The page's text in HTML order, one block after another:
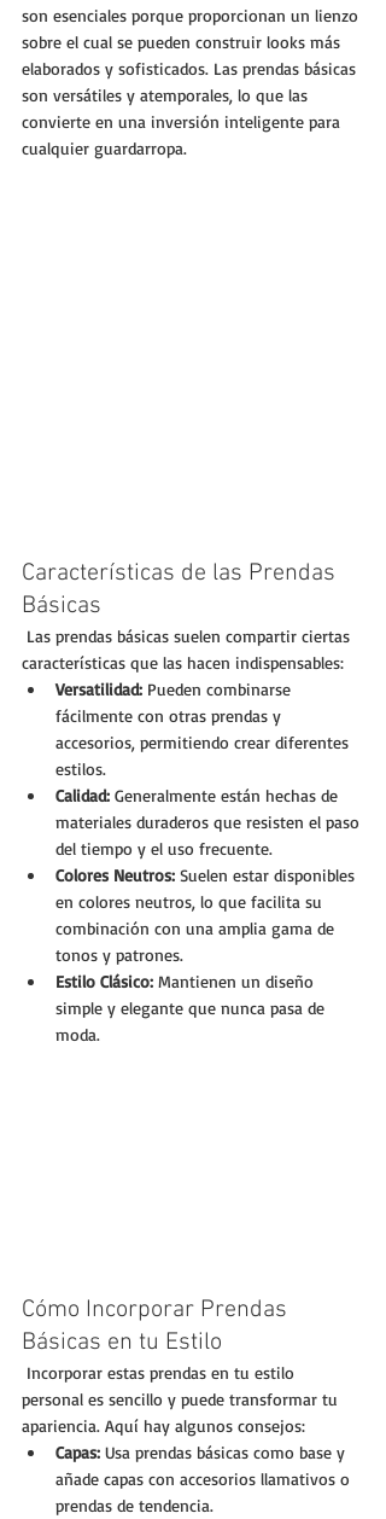
son esenciales porque proporcionan un lienzo
sobre el cual se pueden construir looks más
elaborados y sofisticados. Las prendas básicas
son versátiles y atemporales, lo que las
convierte en una inversión inteligente para
cualquier guardarropa.
Características de las Prendas
Básicas
características que las hacen indispensables:
Versatilidad: Pueden combinarse
fácilmente con otras prendas y
accesorios, permitiendo crear diferentes
estilos.
Calidad: Generalmente están hechas de
materiales duraderos que resisten el paso
del tiempo y el uso frecuente.
Colores Neutros: Suelen estar disponibles
en colores neutros, lo que facilita su
combinación con una amplia gama de
tonos y patrones.
Estilo Clásico: Mantienen un diseño
simple y elegante que nunca pasa de
moda.
Cómo Incorporar Prendas
Básicas en tu Estilo
personal es sencillo y puede transformar tu
apariencia. Aquí hay algunos consejos:
Capas: Usa prendas básicas como base y
añade capas con accesorios llamativos o
prendas de tendencia.